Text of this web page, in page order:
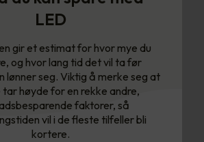
LED
gir et estimat for hvor mye du
og hvor lang tid det vil ta før
lønner seg. Viktig å merke seg at
tar høyde for en rekke andre,
faktorer, så
vil i de fleste tilfeller bli
kortere.